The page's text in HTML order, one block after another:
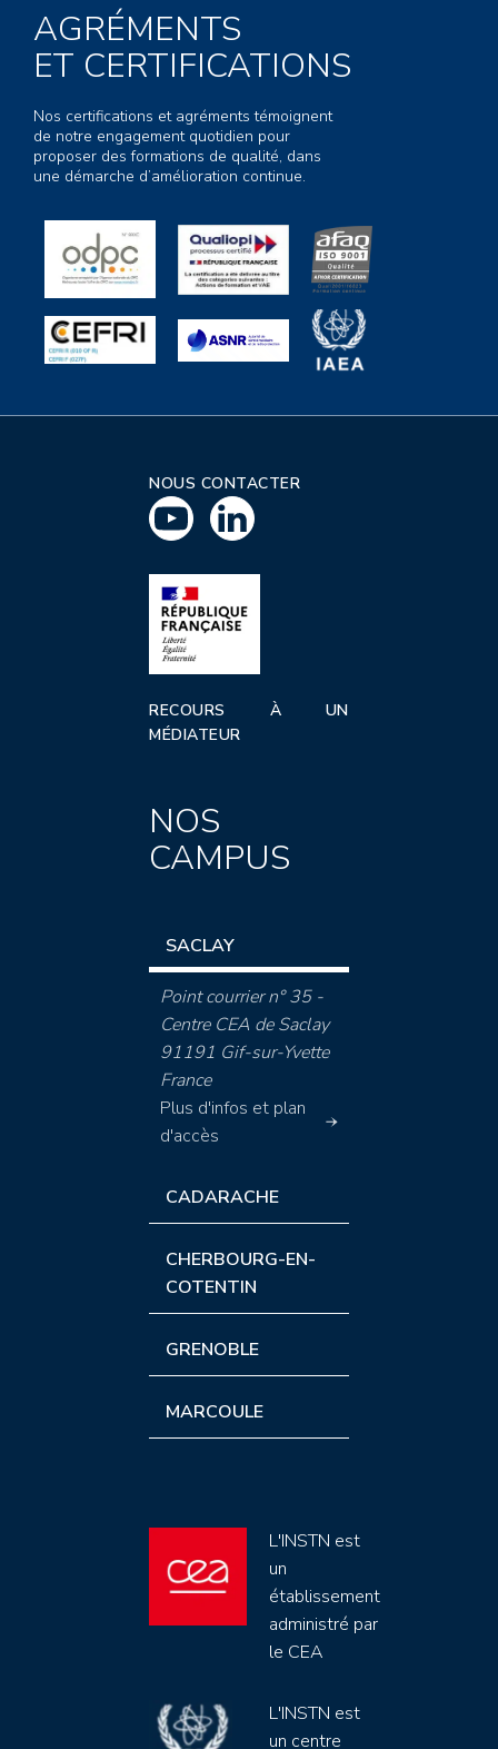
AGRÉMENTS
ET CERTIFICATIONS
Nos certifications et agréments témoignent
de notre engagement quotidien pour
proposer des formations de qualité, dans
une démarche d’amélioration continue.
NOUS CONTACTER
RECOURS À UN
MÉDIATEUR
NOS
CAMPUS
SACLAY
Point courrier n° 35 -
Centre CEA de Saclay
91191 Gif-sur-Yvette
France
Plus d'infos et plan
d'accès
CADARACHE
CHERBOURG-EN-
COTENTIN
GRENOBLE
MARCOULE
L'INSTN est
un
établissement
administré par
le CEA
L'INSTN est
un centre